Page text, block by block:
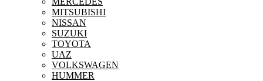
MITSUBISHI
NISSAN
SUZUKI
TOYOTA
UAZ
VOLKSWAGEN
HUMMER